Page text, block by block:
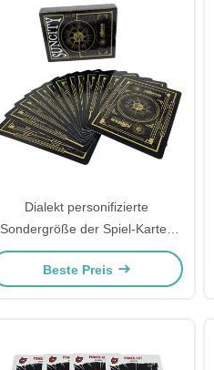
Dialekt personifizierte
Sondergröße der Spiel-Karten
75x115mm 100x150mm
Beste Preis